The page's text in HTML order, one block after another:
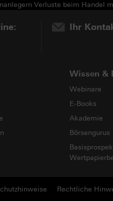
Verluste beim
Ihr
Wissen &
Webinare
E-Books
Akademie
Börsengurus
Rechtliche